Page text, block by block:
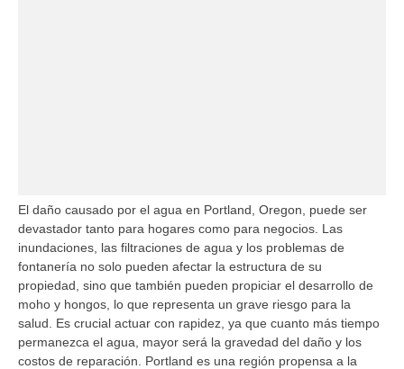
El daño causado por el agua en Portland, Oregon, puede ser
devastador tanto para hogares como para negocios. Las
inundaciones, las filtraciones de agua y los problemas de
fontanería no solo pueden afectar la estructura de su
propiedad, sino que también pueden propiciar el desarrollo de
moho y hongos, lo que representa un grave riesgo para la
salud. Es crucial actuar con rapidez, ya que cuanto más tiempo
permanezca el agua, mayor será la gravedad del daño y los
costos de reparación. Portland es una región propensa a la